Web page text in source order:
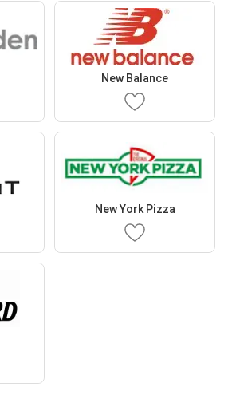
New Balance
New York Pizza